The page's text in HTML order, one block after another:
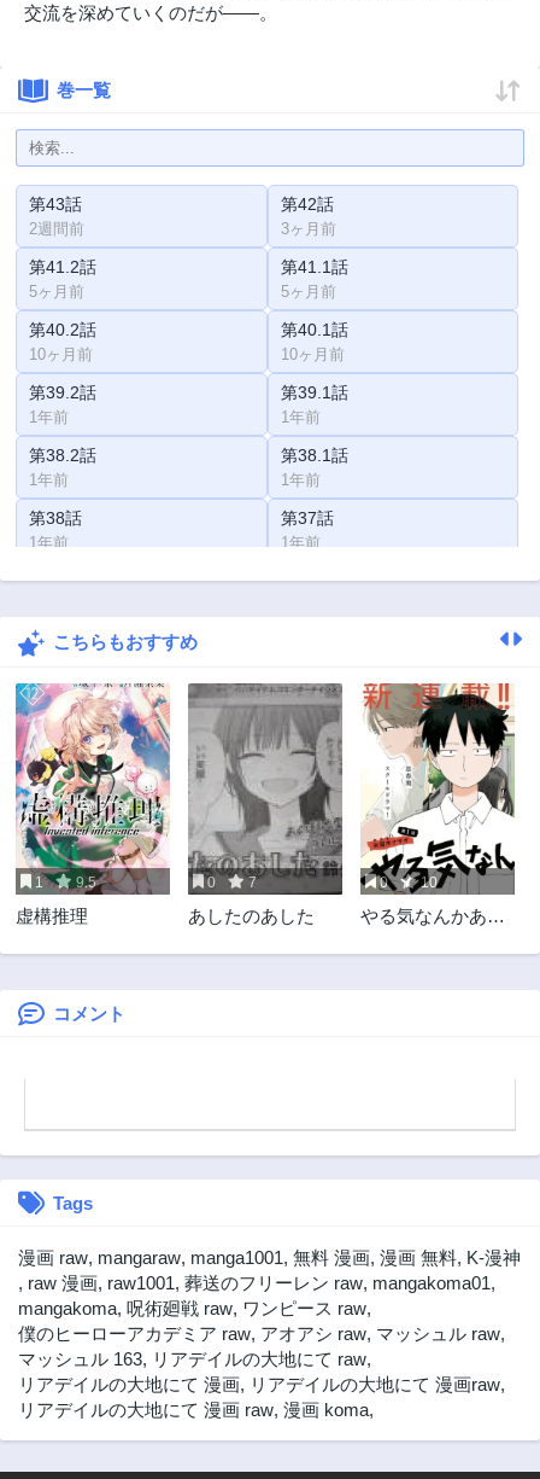
交流を深めていくのだが――。
巻一覧
第43話
2週間前
第42話
3ヶ月前
第41.2話
5ヶ月前
第41.1話
5ヶ月前
第40.2話
10ヶ月前
第40.1話
10ヶ月前
第39.2話
1年前
第39.1話
1年前
第38.2話
1年前
第38.1話
1年前
第38話
1年前
第37話
1年前
第36話 第35.2話
第35.1話
第33話
2年前
第32話
2年前
第31話
2年前
第30話
3年前
第29話
3年前
第28話
3年前
第27話
3年前
第26話
3年前
第25話 第24話
第23話
第17話
第15話
3年前
第14話
3年前
第13話
3年前
第12話
3年前
第11話
3年前
第10.2話
3年前
こちらもおすすめ
1 9.5
虚構推理
0 7
あしたのあした
0 10
やる気なんかあり
コメント
Tags
漫画 raw, mangaraw, manga1001, 無料 漫画, 漫画 無料, K-漫神
, raw 漫画, raw1001, 葬送のフリーレン raw, mangakoma01,
mangakoma, 呪術廻戦 raw, ワンピース raw,
僕のヒーローアカデミア raw, アオアシ raw, マッシュル raw,
マッシュル 163, リアデイルの大地にて raw,
リアデイルの大地にて 漫画, リアデイルの大地にて 漫画raw,
リアデイルの大地にて 漫画 raw, 漫画 koma,